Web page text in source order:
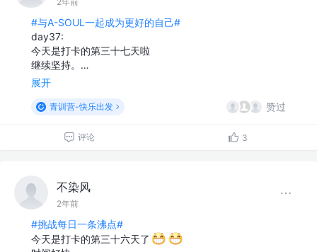
#与A-SOUL一起成为更好的自己#
day37:
今天是打卡的第三十七天啦
继续坚持。…
展开
青训营-快乐出发 赞过
评论 3
不染风
2年前
#挑战每日一条沸点#
今天是打卡的第三十六天了